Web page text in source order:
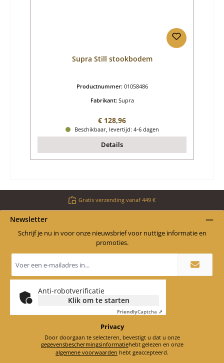
Supra Still stookbodem
Productnummer: 01058486
Fabrikant: Supra
Normale prijs:
€ 128,96
Beschikbaar, levertijd: 4-6 dagen
Details
Gratis verzending vanaf 449 €
Newsletter
Schrijf je nu in voor onze nieuwsbrief voor nuttige informatie en
promoties.
mailadres
*
Anti-robotverificatie
Klik om te starten
FriendlyCaptcha ⇗
Privacy
Door doorgaan te selecteren, bevestigt u dat u onze
gegevensbeschermingsinformatie
hebt gelezen en onze
algemene voorwaarden hebt geaccepteerd.